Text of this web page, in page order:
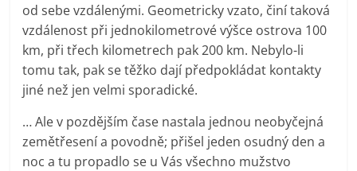
od sebe vzdálenými. Geometricky vzato, činí taková
vzdálenost při jednokilometrové výšce ostrova 100
km, při třech kilometrech pak 200 km. Nebylo-li
tomu tak, pak se těžko dají předpokládat kontakty
jiné než jen velmi sporadické.
… Ale v pozdějším čase nastala jednou neobyčejná
zemětřesení a povodně; přišel jeden osudný den a
noc a tu propadlo se u Vás všechno mužstvo